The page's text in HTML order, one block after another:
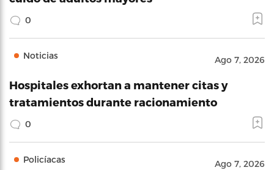
0
Noticias Ago 7, 2026
Hospitales exhortan a mantener citas y
tratamientos durante racionamiento
0
Policíacas Ago 7, 2026